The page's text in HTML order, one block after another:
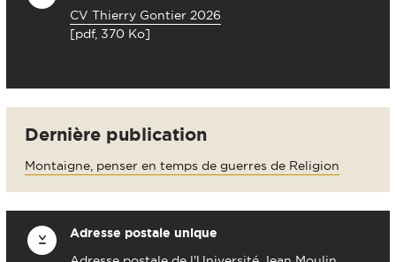
CV Thierry Gontier 2026
[pdf, 370 Ko]
Dernière publication
Montaigne, penser en temps de guerres de Religion
Adresse postale unique